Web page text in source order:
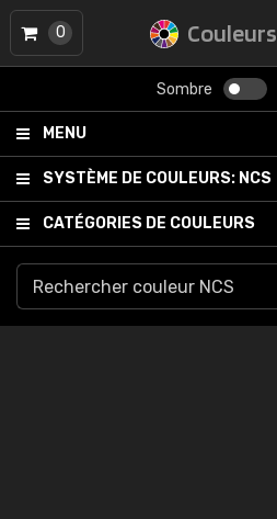
Couleurs
Sombre
MENU
SYSTÈME DE COULEURS: NCS
CATÉGORIES DE COULEURS
0